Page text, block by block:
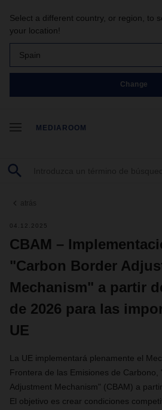
Select a different country, or region, to
your location!
Spain
Change
MEDIAROOM
atrás
04.12.2025
CBAM –
"Carbon Border
Mechanism" a partir
de 2026 para las
UE
La UE implementará plenamente el
Frontera de las Emisiones de Carbono,
Adjustment Mechanism" (CBAM) a
El objetivo es crear condiciones